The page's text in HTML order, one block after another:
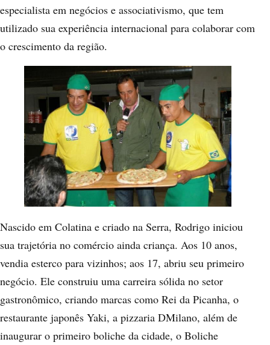
especialista em negócios e associativismo, que tem
utilizado sua experiência internacional para colaborar com
o crescimento da região.
Nascido em Colatina e criado na Serra, Rodrigo iniciou
sua trajetória no comércio ainda criança. Aos 10 anos,
vendia esterco para vizinhos; aos 17, abriu seu primeiro
negócio. Ele construiu uma carreira sólida no setor
gastronômico, criando marcas como Rei da Picanha, o
restaurante japonês Yaki, a pizzaria DMilano, além de
inaugurar o primeiro boliche da cidade, o Boliche